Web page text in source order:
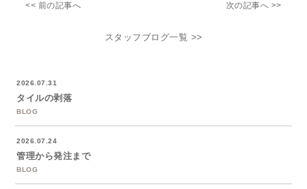
<< 前の記事へ 次の記事へ >>
スタッフブログ一覧 >>
2026.07.31
タイルの剥落
BLOG
2026.07.24
管理から発注まで
BLOG